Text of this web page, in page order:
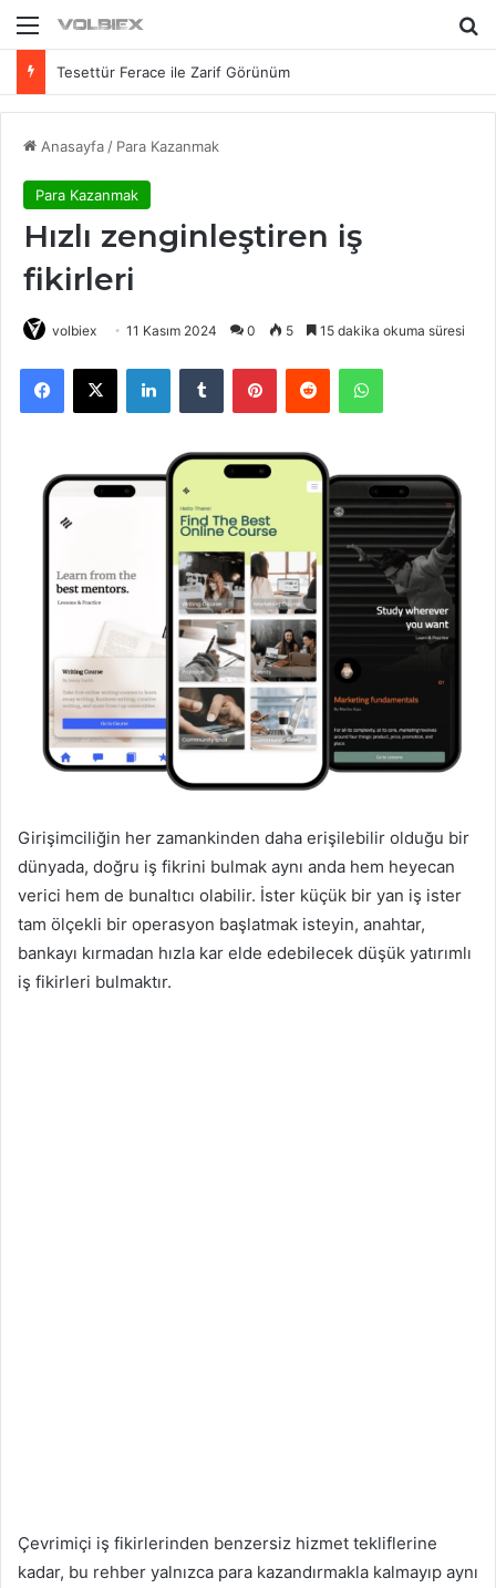
Menü
Tesettür Ferace ile Zarif Görünüm
Anasayfa / Para Kazanmak
Para Kazanmak
Hızlı zenginleştiren iş
fikirleri
volbiex 11 Kasım 2024 0 5 15 dakika okuma süresi
Facebook
X LinkedInTumblr PinterestReddit WhatsApp
Girişimciliğin her zamankinden daha erişilebilir olduğu bir
dünyada, doğru iş fikrini bulmak aynı anda hem heyecan
verici hem de bunaltıcı olabilir. İster küçük bir yan iş ister
tam ölçekli bir operasyon başlatmak isteyin, anahtar,
bankayı kırmadan hızla kar elde edebilecek düşük yatırımlı
iş fikirleri bulmaktır.
Çevrimiçi iş fikirlerinden benzersiz hizmet tekliflerine
kadar, bu rehber yalnızca para kazandırmakla kalmayıp aynı